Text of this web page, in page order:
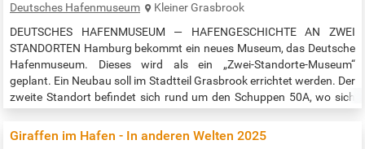
Deutsches Hafenmuseum
Kleiner Grasbrook
DEUTSCHES HAFENMUSEUM — HAFENGESCHICHTE AN ZWEI
STANDORTEN Hamburg bekommt ein neues Museum, das Deutsche
Hafenmuseum. Dieses wird als ein „Zwei-Standorte-Museum“
geplant. Ein Neubau soll im Stadtteil Grasbrook errichtet werden. Der
zweite Standort befindet sich rund um den Schuppen 50A, wo sich
ZEITZEUG*INNEN AN DEN 50ER-SCHUPPEN Das neue Museum wird
Giraffen im Hafen - In anderen Welten 2025